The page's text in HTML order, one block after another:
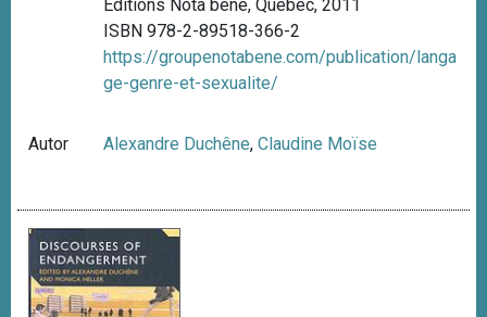
Editions Nota bene, Québéc, 2011
ISBN 978-2-89518-366-2
https://groupenotabene.com/publication/langa
ge-genre-et-sexualite/
Autor Alexandre Duchêne,Claudine Moïse